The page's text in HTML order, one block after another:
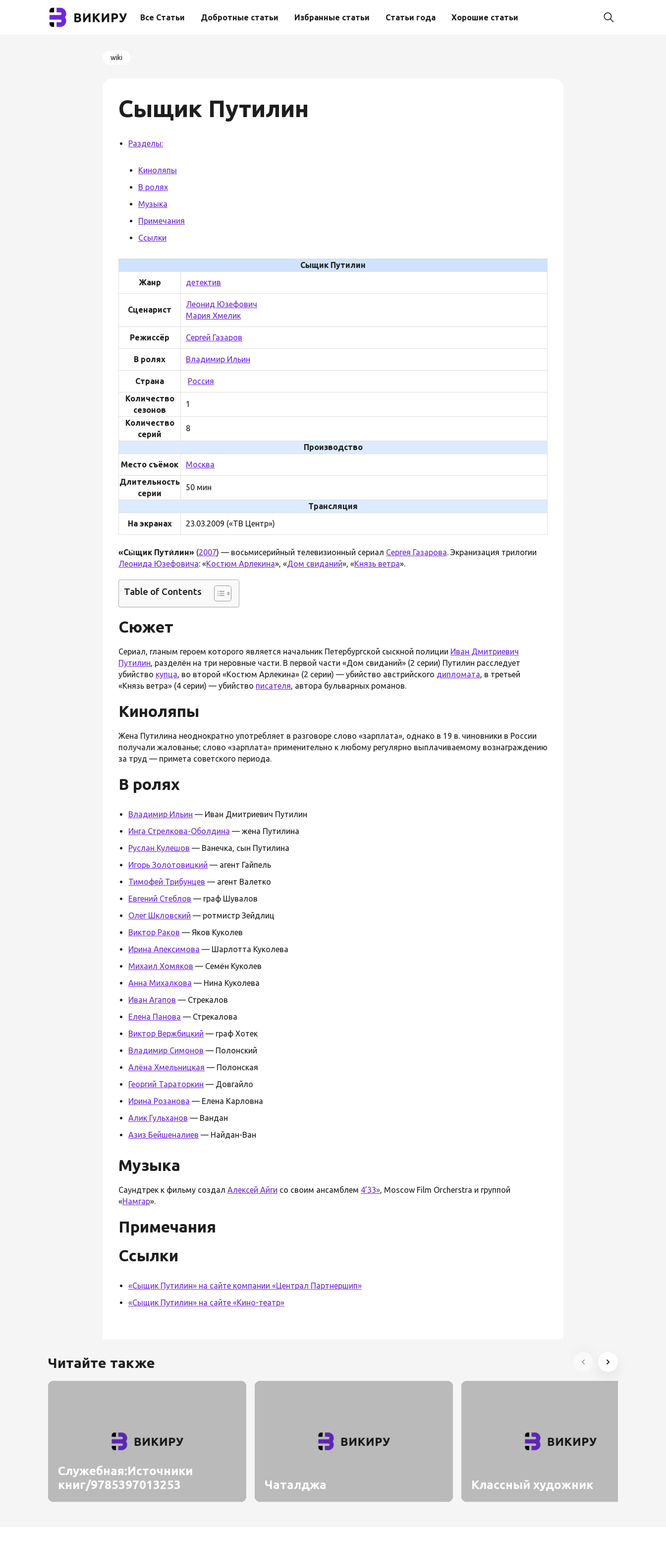
Все Статьи Добротные статьи Избранные статьи Статьи года Хорошие статьи
wiki
Сыщик Путилин
Разделы:
Киноляпы
В ролях
Музыка
Примечания
Ссылки
Сыщик Путилин
Жанр
детектив
Сценарист
Леонид Юзефович
Мария Хмелик
Режиссёр Сергей Газаров
В ролях Владимир Ильин
Страна
Россия
Количество
сезонов
1
Количество
серий
8
Производство
Место съёмок
Москва
Длительность
серии
50 мин
Трансляция
На экранах
23.03.2009 («ТВ Центр»)
«Сы́щик Пути́лин» (2007) — восьмисерийный телевизионный сериал Сергея Газарова. Экранизация трилогии
Леонида Юзефовича: «Костюм Арлекина», «Дом свиданий», «Князь ветра».
Table of Contents
Сюжет
Сериал, гланым героем которого является начальник Петербургской сыскной полиции Иван Дмитриевич
Путилин, разделён на три неровные части. В первой части «Дом свиданий» (2 серии) Путилин расследует
убийство купца, во второй «Костюм Арлекина» (2 серии) — убийство австрийского дипломата, в третьей
«Князь ветра» (4 серии) — убийство писателя, автора бульварных романов.
Киноляпы
Жена Путилина неоднократно употребляет в разговоре слово «зарплата», однако в 19 в. чиновники в России
получали жалованье; слово «зарплата» применительно к любому регулярно выплачиваемому вознаграждению
за труд — примета советского периода.
В ролях
Владимир Ильин — Иван Дмитриевич Путилин
Инга Стрелкова-Оболдина — жена Путилина
Руслан Кулешов — Ванечка, сын Путилина
Игорь Золотовицкий — агент Гайпель
Тимофей Трибунцев — агент Валетко
Евгений Стеблов — граф Шувалов
Олег Шкловский — ротмистр Зейдлиц
Виктор Раков — Яков Куколев
Ирина Апексимова — Шарлотта Куколева
Михаил Хомяков — Семён Куколев
Анна Михалкова — Нина Куколева
Иван Агапов — Стрекалов
Елена Панова — Стрекалова
Виктор Вержбицкий — граф Хотек
Владимир Симонов — Полонский
Алёна Хмельницкая — Полонская
Георгий Тараторкин — Довгайло
Ирина Розанова — Елена Карловна
Алик Гульханов — Вандан
Азиз Бейшеналиев — Найдан-Ван
Музыка
Саундтрек к фильму создал Алексей Айги со своим ансамблем 4’33», Moscow Film Orcherstra и группой
«Намгар».
Примечания
Ссылки
«Сыщик Путилин» на сайте компании «Централ Партнершип»
«Сыщик Путилин» на сайте «Кино-театр»
Читайте также
Служебная:Источники
книг/9785397013253
Чаталджа Классный художник